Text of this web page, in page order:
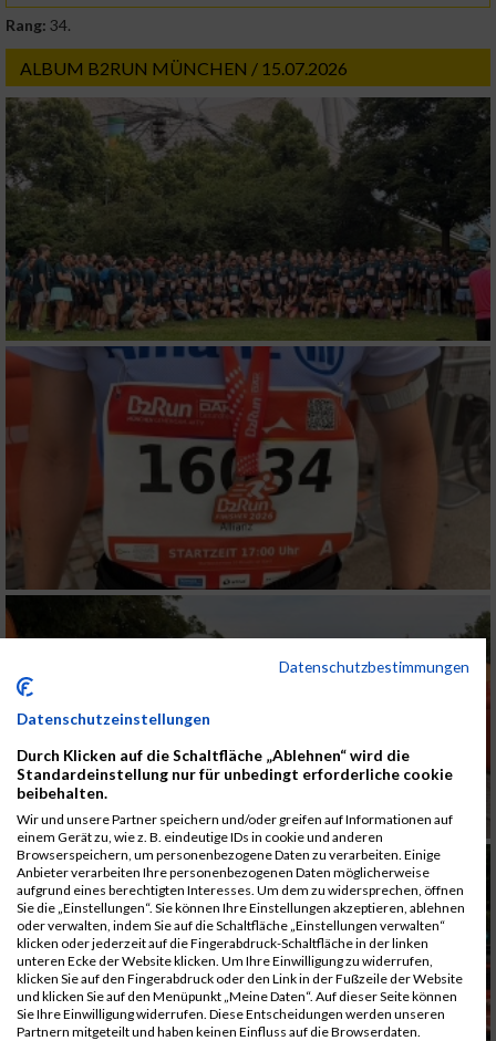
Rang: 34.
ALBUM B2RUN MÜNCHEN / 15.07.2026
Datenschutzbestimmungen
Datenschutzeinstellungen
Durch Klicken auf die Schaltfläche „Ablehnen“ wird die
Standardeinstellung nur für unbedingt erforderliche cookie
beibehalten.
Wir und unsere Partner speichern und/oder greifen auf Informationen auf
einem Gerät zu, wie z. B. eindeutige IDs in cookie und anderen
Browserspeichern, um personenbezogene Daten zu verarbeiten. Einige
Anbieter verarbeiten Ihre personenbezogenen Daten möglicherweise
aufgrund eines berechtigten Interesses. Um dem zu widersprechen, öffnen
Sie die „Einstellungen“. Sie können Ihre Einstellungen akzeptieren, ablehnen
oder verwalten, indem Sie auf die Schaltfläche „Einstellungen verwalten“
klicken oder jederzeit auf die Fingerabdruck-Schaltfläche in der linken
unteren Ecke der Website klicken. Um Ihre Einwilligung zu widerrufen,
klicken Sie auf den Fingerabdruck oder den Link in der Fußzeile der Website
und klicken Sie auf den Menüpunkt „Meine Daten“. Auf dieser Seite können
Sie Ihre Einwilligung widerrufen. Diese Entscheidungen werden unseren
Partnern mitgeteilt und haben keinen Einfluss auf die Browserdaten.